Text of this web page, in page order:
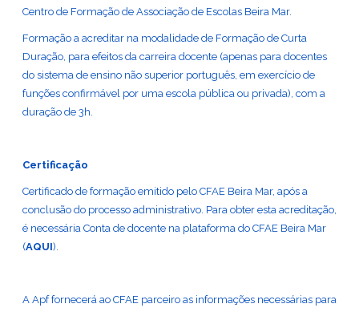
Centro de Formação de Associação de Escolas Beira Mar.
Formação a acreditar na modalidade de Formação de Curta
Duração, para efeitos da carreira docente (apenas para docentes
do sistema de ensino não superior português, em exercício de
funções confirmável por uma escola pública ou privada), com a
duração de 3h.
Certificação
Certificado de formação emitido pelo CFAE Beira Mar, após a
conclusão do processo administrativo. Para obter esta acreditação,
é necessária Conta de docente na plataforma do CFAE Beira Mar
(AQUI).
A Apf fornecerá ao CFAE parceiro as informações necessárias para